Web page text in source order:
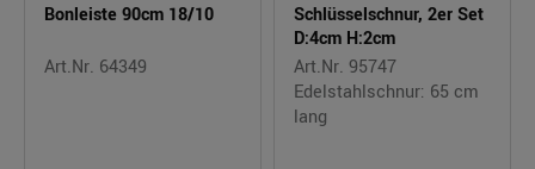
Bonleiste 90cm 18/10
Art.Nr. 64349
Schlüsselschnur, 2er Set
D:4cm H:2cm
Art.Nr. 95747
Edelstahlschnur: 65 cm
lang